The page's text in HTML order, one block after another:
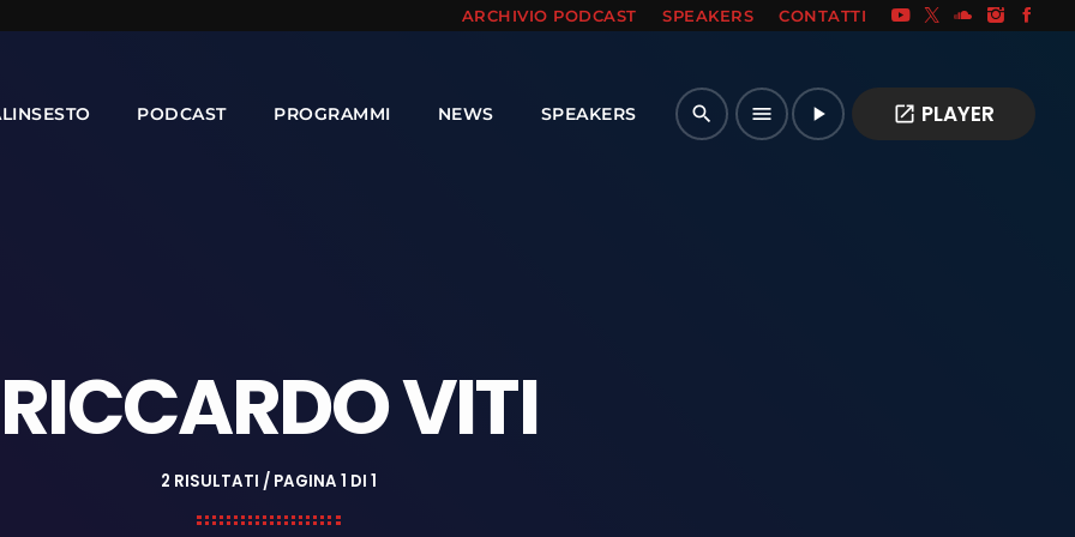
ARCHIVIO PODCAST SPEAKERS CONTATTI
PODCAST PROGRAMMI NEWS SPEAKERS search menu play_arrow open_in_new PLAYER
RICCARDO VITI
2 RISULTATI / PAGINA 1 DI 1